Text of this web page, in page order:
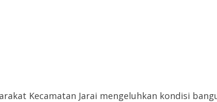
Kecamatan Jarai mengeluhkan kondisi